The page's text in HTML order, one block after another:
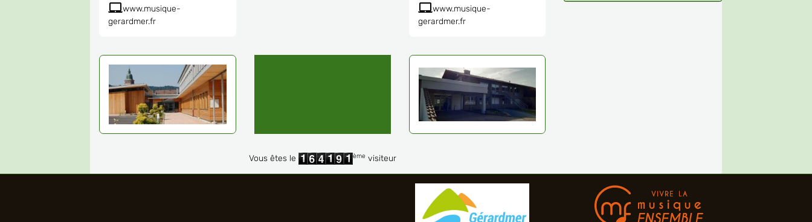
www.musique-
gerardmer.fr
www.musique-
gerardmer.fr
Vous êtes le èmevisiteur